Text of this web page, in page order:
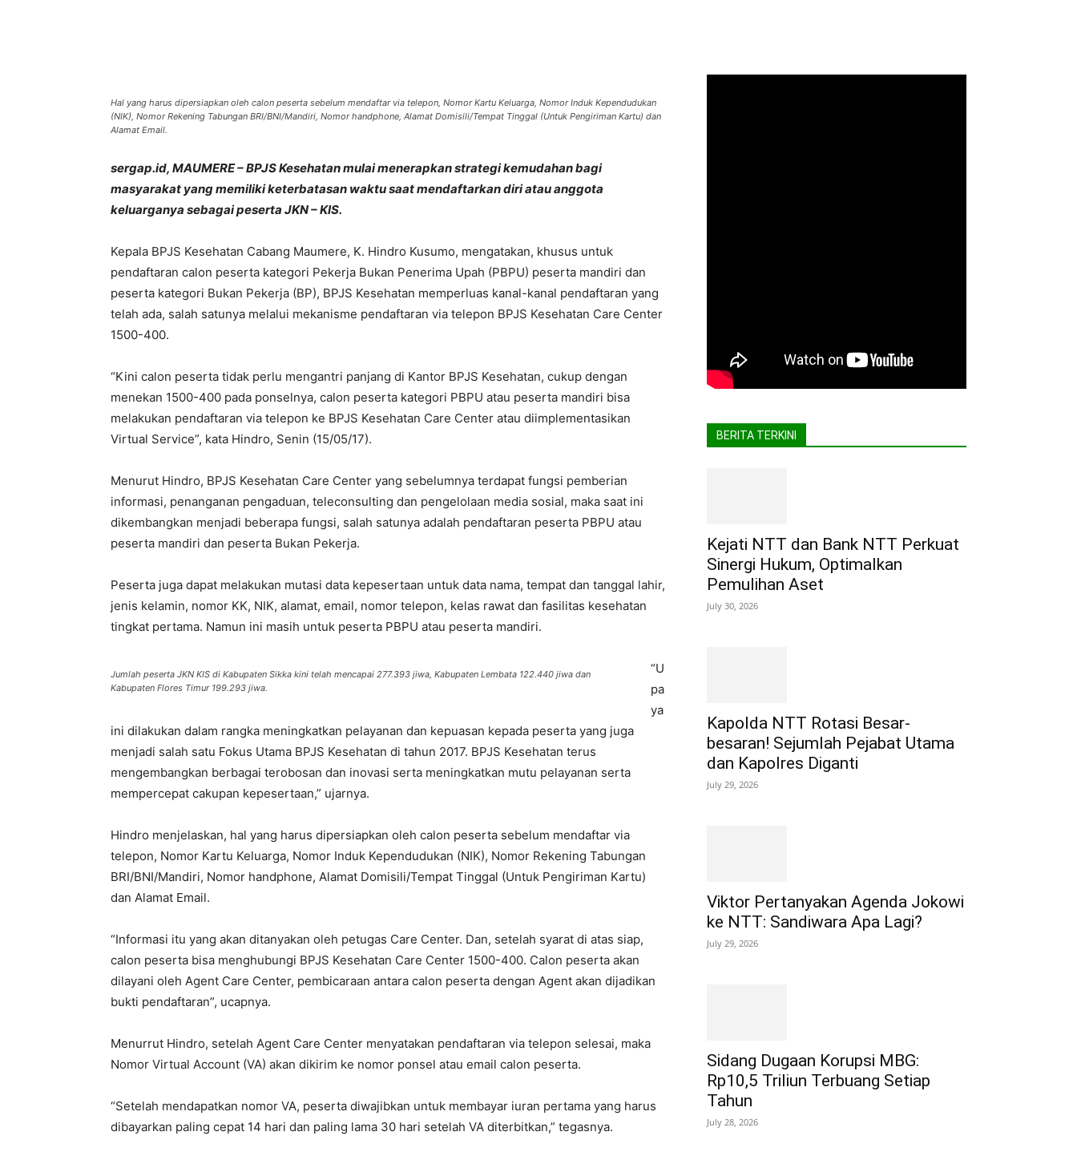
Hal yang harus dipersiapkan oleh calon peserta sebelum mendaftar via telepon, Nomor Kartu Keluarga, Nomor Induk Kependudukan
(NIK), Nomor Rekening Tabungan BRI/BNI/Mandiri, Nomor handphone, Alamat Domisili/Tempat Tinggal (Untuk Pengiriman Kartu) dan
Alamat Email.
sergap.id, MAUMERE – BPJS Kesehatan mulai menerapkan strategi kemudahan bagi
masyarakat yang memiliki keterbatasan waktu saat mendaftarkan diri atau anggota
keluarganya sebagai peserta JKN – KIS.
Kepala BPJS Kesehatan Cabang Maumere, K. Hindro Kusumo, mengatakan, khusus untuk
pendaftaran calon peserta kategori Pekerja Bukan Penerima Upah (PBPU) peserta mandiri dan
peserta kategori Bukan Pekerja (BP), BPJS Kesehatan memperluas kanal-kanal pendaftaran yang
telah ada, salah satunya melalui mekanisme pendaftaran via telepon BPJS Kesehatan Care Center
1500-400.
“Kini calon peserta tidak perlu mengantri panjang di Kantor BPJS Kesehatan, cukup dengan
menekan 1500-400 pada ponselnya, calon peserta kategori PBPU atau peserta mandiri bisa
melakukan pendaftaran via telepon ke BPJS Kesehatan Care Center atau diimplementasikan
Virtual Service”, kata Hindro, Senin (15/05/17).
Menurut Hindro, BPJS Kesehatan Care Center yang sebelumnya terdapat fungsi pemberian
informasi, penanganan pengaduan, teleconsulting dan pengelolaan media sosial, maka saat ini
dikembangkan menjadi beberapa fungsi, salah satunya adalah pendaftaran peserta PBPU atau
peserta mandiri dan peserta Bukan Pekerja.
Peserta juga dapat melakukan mutasi data kepesertaan untuk data nama, tempat dan tanggal lahir,
jenis kelamin, nomor KK, NIK, alamat, email, nomor telepon, kelas rawat dan fasilitas kesehatan
tingkat pertama. Namun ini masih untuk peserta PBPU atau peserta mandiri.
Jumlah peserta JKN KIS di Kabupaten Sikka kini telah mencapai 277.393 jiwa, Kabupaten Lembata 122.440 jiwa dan
Kabupaten Flores Timur 199.293 jiwa.
“U
pa
ya
ini dilakukan dalam rangka meningkatkan pelayanan dan kepuasan kepada peserta yang juga
menjadi salah satu Fokus Utama BPJS Kesehatan di tahun 2017. BPJS Kesehatan terus
mengembangkan berbagai terobosan dan inovasi serta meningkatkan mutu pelayanan serta
mempercepat cakupan kepesertaan,” ujarnya.
Hindro menjelaskan, hal yang harus dipersiapkan oleh calon peserta sebelum mendaftar via
telepon, Nomor Kartu Keluarga, Nomor Induk Kependudukan (NIK), Nomor Rekening Tabungan
BRI/BNI/Mandiri, Nomor handphone, Alamat Domisili/Tempat Tinggal (Untuk Pengiriman Kartu)
dan Alamat Email.
“Informasi itu yang akan ditanyakan oleh petugas Care Center. Dan, setelah syarat di atas siap,
calon peserta bisa menghubungi BPJS Kesehatan Care Center 1500-400. Calon peserta akan
dilayani oleh Agent Care Center, pembicaraan antara calon peserta dengan Agent akan dijadikan
bukti pendaftaran”, ucapnya.
Menurrut Hindro, setelah Agent Care Center menyatakan pendaftaran via telepon selesai, maka
Nomor Virtual Account (VA) akan dikirim ke nomor ponsel atau email calon peserta.
“Setelah mendapatkan nomor VA, peserta diwajibkan untuk membayar iuran pertama yang harus
dibayarkan paling cepat 14 hari dan paling lama 30 hari setelah VA diterbitkan,” tegasnya.
BERITA TERKINI
Kejati NTT dan Bank NTT Perkuat
Sinergi Hukum, Optimalkan
Pemulihan Aset
July 30, 2026
Kapolda NTT Rotasi Besar-
besaran! Sejumlah Pejabat Utama
dan Kapolres Diganti
July 29, 2026
Viktor Pertanyakan Agenda Jokowi
ke NTT: Sandiwara Apa Lagi?
July 29, 2026
Sidang Dugaan Korupsi MBG:
Rp10,5 Triliun Terbuang Setiap
Tahun
July 28, 2026